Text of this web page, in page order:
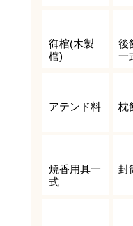
御棺(木製
棺)
後
一
アテンド料 枕
焼香用具一
式
封